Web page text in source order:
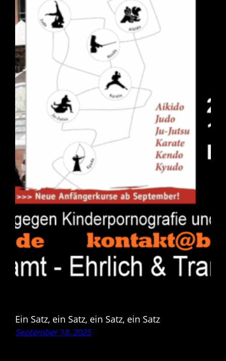
Ein Satz, ein Satz, ein Satz, ein Satz
September 18, 2025